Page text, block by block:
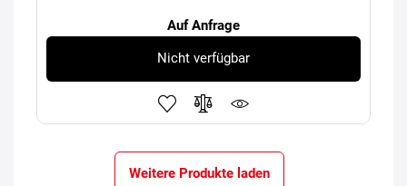
Auf Anfrage
Nicht verfügbar
Weitere Produkte laden